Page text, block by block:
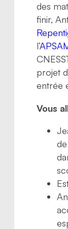
des
finir,
l’
projet
entrée
Vous